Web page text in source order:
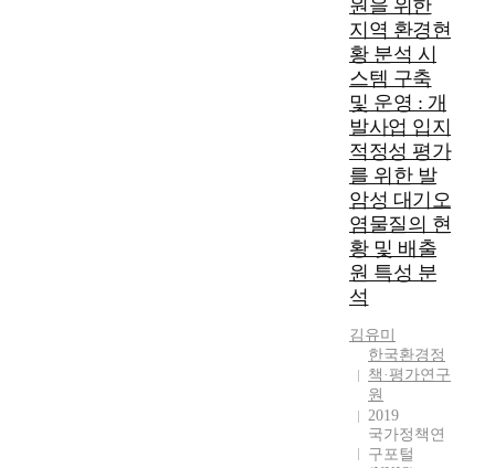
원을 위한
지역 환경현
황 분석 시
스템 구축
및 운영 : 개
발사업 입지
적정성 평가
를 위한 발
암성 대기오
염물질의 현
황 및 배출
원 특성 분
석
김유미
한국환경정
책·평가연구
원
2019
국가정책연
구포털